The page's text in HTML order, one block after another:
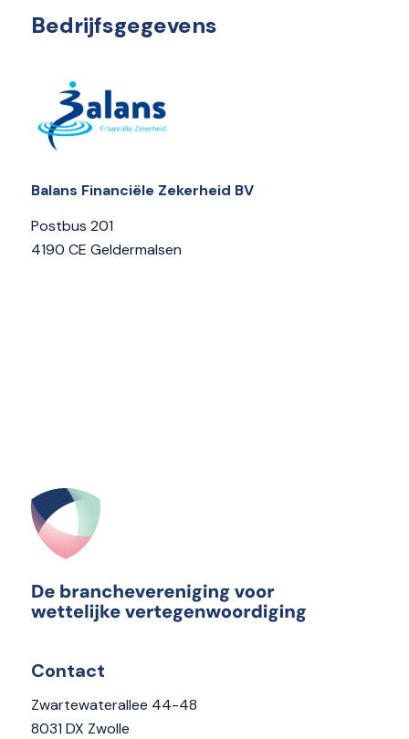
Bedrijfsgegevens
Balans Financiële Zekerheid BV
Postbus 201
4190 CE Geldermalsen
Contact
Zwartewaterallee 44-48
8031 DX Zwolle